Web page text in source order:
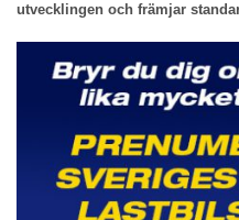
utvecklingen och främjar